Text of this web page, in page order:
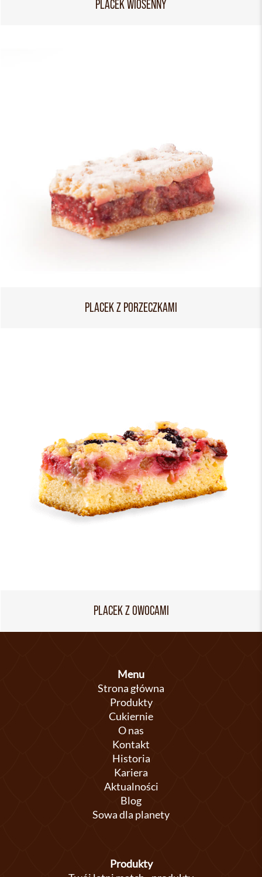
PLACEK WIOSENNY
PLACEK Z PORZECZKAMI
PLACEK Z OWOCAMI
Menu
Strona główna
Produkty
Cukiernie
O nas
Kontakt
Historia
Kariera
Aktualności
Blog
Sowa dla planety
Produkty